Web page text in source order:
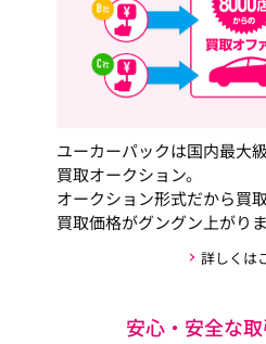
ユーカーパックは国内最大
買取オークション。
オークション形式だから買
買取価格がグングン上がり
詳しくは
安心・安全な